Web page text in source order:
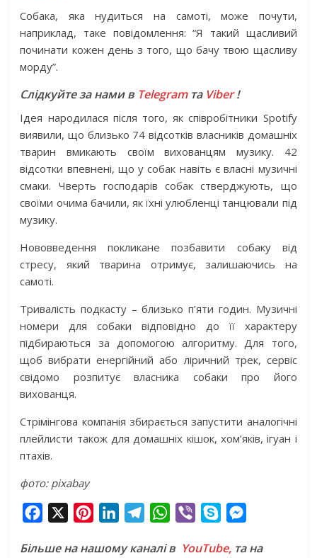
Собака, яка нудиться на самоті, може почути,
наприклад, таке повідомлення: “Я такий щасливий
починати кожен день з того, що бачу твою щасливу
морду”.
Слідкуйте за нами в Telegramта Viber!
Ідея народилася після того, як співробітники Spotify
виявили, що близько 74 відсотків власників домашніх
тварин вмикають своїм вихованцям музику. 42
відсотки впевнені, що у собак навіть є власні музичні
смаки. Чверть господарів собак стверджують, що
своїми очима бачили, як їхні улюбленці танцювали під
музику.
Нововведення покликане позбавити собаку від
стресу, який тварина отримує, залишаючись на
самоті.
Тривалість подкасту – близько п’яти годин. Музичні
номери для собаки відповідно до її характеру
підбираються за допомогою алгоритму. Для того,
щоб вибрати енергійний або ліричний трек, сервіс
свідомо розпитує власника собаки про його
вихованця.
Стрімінгова компанія збирається запустити аналогічні
плейлисти також для домашніх кішок, хом’яків, ігуан і
птахів.
фото: pixabay
c
n
n
l
W
a
b
y
s
Більше на нашому каналі в YouTube, та на